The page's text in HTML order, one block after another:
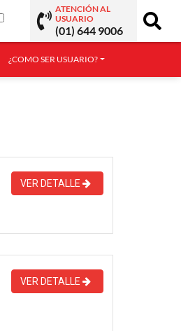
ATENCIÓN AL
USUARIO
(01) 644 9006
¿COMO SER USUARIO?
VER DETALLE
VER DETALLE